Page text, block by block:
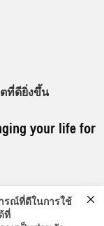
ที่ดียิ่งขึ้น
your life for
รณ์ที่ดีในการใช้
ที่